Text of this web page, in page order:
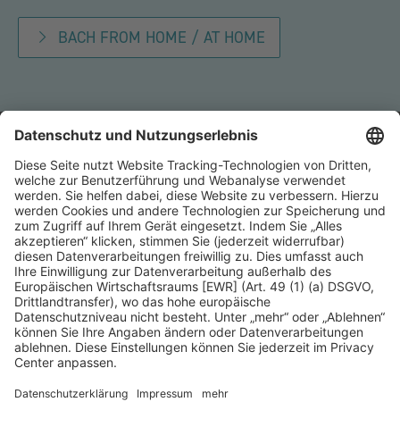
BACH FROM HOME / AT HOME
Kontakt
Presse
Förderer
Häufige Fragen